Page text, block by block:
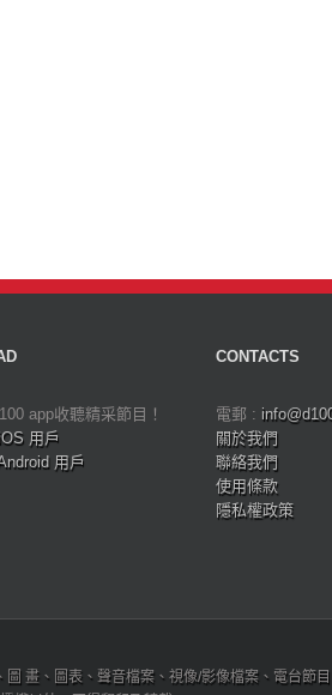
app收聽精采節目！
用戶
用戶
CONTACTS
電郵 :
關於我們
聯絡我們
使用條款
隱私權政策
畫、圖表、聲音檔案、視像/影像檔案、電台